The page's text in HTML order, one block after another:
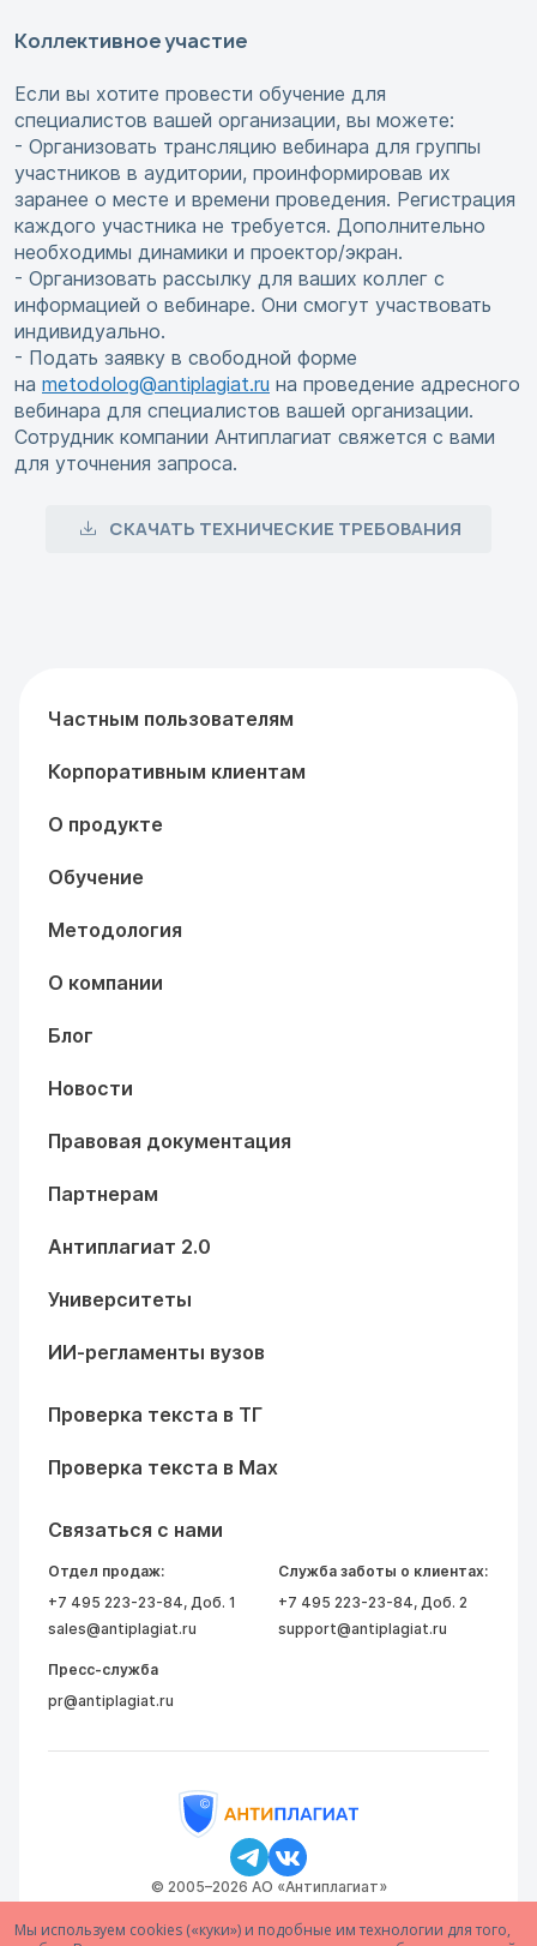
Мы используем cookies («куки») и подобные им технологии для того,
Коллективное участие
Если вы хотите провести обучение для
специалистов вашей организации, вы можете:
- Организовать трансляцию вебинара для группы
участников в аудитории, проинформировав их
заранее о месте и времени проведения. Регистрация
каждого участника не требуется. Дополнительно
необходимы динамики и проектор/экран.
- Организовать рассылку для ваших коллег с
информацией о вебинаре. Они смогут участвовать
индивидуально.
- Подать заявку в свободной форме
на metodolog@antiplagiat.ru на проведение адресного
вебинара для специалистов вашей организации.
Сотрудник компании Антиплагиат свяжется с вами
для уточнения запроса.
СКАЧАТЬ ТЕХНИЧЕСКИЕ ТРЕБОВАНИЯ
Частным пользователям
Корпоративным клиентам
О продукте
Обучение
Методология
О компании
Блог
Новости
Правовая документация
Партнерам
Антиплагиат 2.0
Университеты
ИИ-регламенты вузов
Проверка текста в ТГ
Проверка текста в Max
Связаться с нами
Отдел продаж:
+7 495 223-23-84, Доб. 1
sales@antiplagiat.ru
Служба заботы о клиентах:
+7 495 223-23-84, Доб. 2
support@antiplagiat.ru
Пресс-служба
pr@antiplagiat.ru
© 2005–2026 АО «Антиплагиат»